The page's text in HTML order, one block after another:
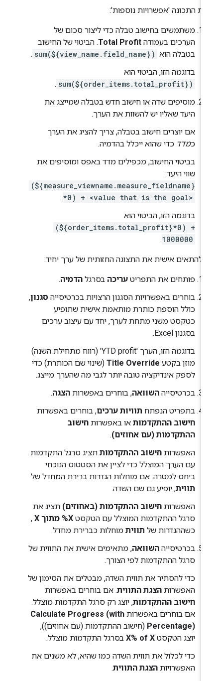
התכונה 'אפשרויות נוספות':
משתמשים בחישוב טבלה כדי ליצור סכום של
הערכים בעמודהTotal Profit. הביטוי של החישוב
בטבלה הוא sum(${view_name.field_name})
.
בדוגמה הזו, הביטוי הוא
sum(${order_items.total_profit})
.
מוסיפים שדה או חישוב חדש בטבלה שמייצג את
היעד שאליו יש להשוות את הערך.
אם יוצרים חישוב בטבלה, צריך להציג את הערך
מדדכדי שהוא ייכלל בהדמיה.
בביטוי החישוב, מכפילים מדד באפס ומוסיפים את
שווי היעד:
(${measure_viewname.measure_fieldname}
*0) + <value that is the goal>
בדוגמה הזו, הביטוי הוא
(${order_items.total_profit}*0) +
1000000
.
להתאים אישית את התצוגה החזותית של ערך יחיד:
פותחים את התפריטעריכהבסרגלהדמיה.
בוחרים באפשרויות הסגנון הרצויות בכרטיסייהסגנון,
כולל הוספת כותרת מותאמת אישית שתופיע
כטקסט משני מתחת לערך, יחד עם עיצוב ערכים
בסגנון Excel.
בדוגמה הזו, הערך 'YTD profit' (רווח מתחילת השנה)
מוזן בקטעTitle Override(שינוי שם הכותרת) כדי
לספק אינדיקציה טובה יותר לגבי מה שהערך מייצג.
בכרטיסייההשוואה, בוחרים באפשרותהצגה.
בתפריט הנפתחתוויות ערכים, בוחרים באפשרות
חישוב ההתקדמותאו באפשרותחישוב
ההתקדמות (עם אחוזים).
האפשרותחישוב ההתקדמותתציג סרגל התקדמות
עם הערך המוצלל כדי לציין את הסטטוס הנוכחי
ביחס למטרה. אם מוחלות הגדרות ברירת המחדל של
תווית, יופיע גם שם השדה.
האפשרותחישוב ההתקדמות (באחוזים)תציג את
סרגל ההתקדמות המוצלל עם הטקסטX% מתוך X
,
כשההגדרות של תוויתמוחלות כברירת מחדל.
בכרטיסייההשוואה, מתאימים אישית את התווית של
סרגל ההתקדמות לפי הצורך.
כדי להסתיר את תווית השדה, מבטלים את הסימון של
האפשרותהצגת התווית. אם בוחרים באפשרות
חישוב ההתקדמות, יוצג רק סרגל התקדמות מוצלל.
אם בוחרים באפשרותCalculate Progress (with
Percentage)(חישוב ההתקדמות (עם אחוזים)),
יוצג הטקסטX% of X בסרגל התקדמות מוצלל.
כדי לכלול את תווית השדה כמו שהיא, לא משנים את
האפשרויותהצגת התווית.